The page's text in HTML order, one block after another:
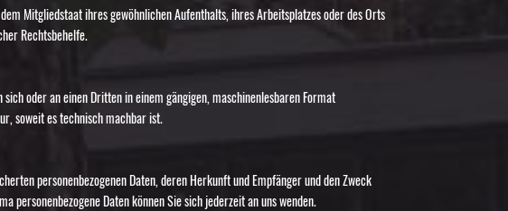
Mitgliedstaat ihres gewöhnlichen Aufenthalts, ihres Arbeitsplatzes oder des Orts
Rechtsbehelfe.
oder an einen Dritten in einem gängigen, maschinenlesbaren Format
soweit es technisch machbar ist.
personenbezogenen Daten, deren Herkunft und Empfänger und den Zweck
personenbezogene Daten können Sie sich jederzeit an uns wenden.